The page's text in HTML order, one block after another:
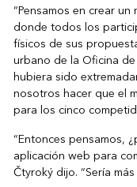
“Pensamos en crear
donde todos los
físicos de sus
urbano de la Oficina de
hubiera sido
nosotros hacer que el
para los cinco
“Entonces pensamos,
aplicación web para
Čtyroký dijo. “Sería